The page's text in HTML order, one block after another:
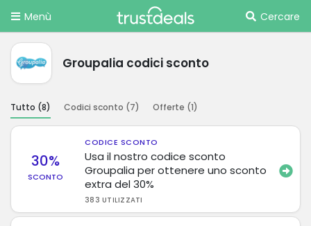
Menù Cercare
Groupalia codici sconto
Tutto (8) Codici sconto (7) Offerte (1)
30%
SCONTO
CODICE SCONTO
Usa il nostro codice sconto
Groupalia per ottenere uno sconto
extra del 30%
383 UTILIZZATI